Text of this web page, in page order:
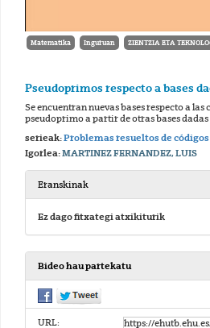
Matematika Inguruan ZIENTZIA ETA
Pseudoprimos respecto a bases
Se encuentran nuevas bases respecto a las
pseudoprimo a partir de otras bases dadas
serieak:Problemas resueltos de
Igorlea:MARTINEZ FERNANDEZ, LUIS
Eranskinak
Ez dago fitxategi atxikiturik
Bideo hau partekatu
URL: